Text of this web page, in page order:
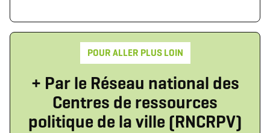
POUR ALLER PLUS LOIN
+ Par le Réseau national des
Centres de ressources
politique de la ville (RNCRPV)